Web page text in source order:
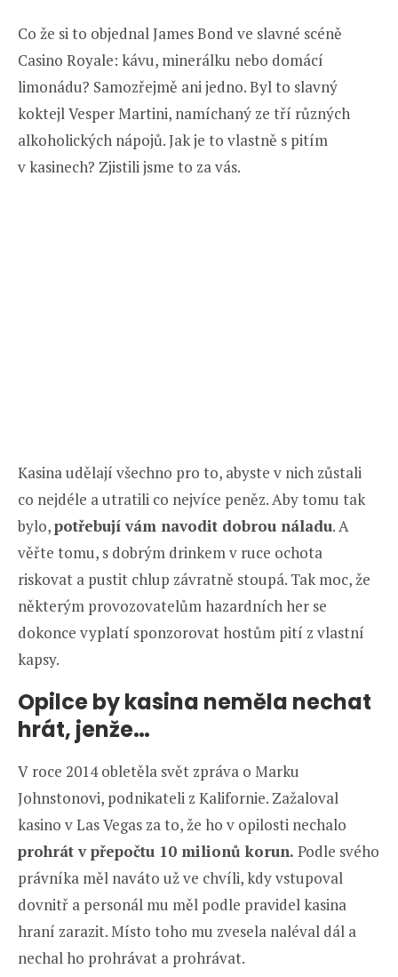
Co že si to objednal James Bond ve slavné scéně
Casino Royale: kávu, minerálku nebo domácí
limonádu? Samozřejmě ani jedno. Byl to slavný
koktejl Vesper Martini, namíchaný ze tří různých
alkoholických nápojů. Jak je to vlastně s pitím
v kasinech? Zjistili jsme to za vás.
Kasina udělají všechno pro to, abyste v nich zůstali
co nejdéle a utratili co nejvíce peněz. Aby tomu tak
bylo,potřebují vám navodit dobrou náladu. A
věřte tomu, s dobrým drinkem v ruce ochota
riskovat a pustit chlup závratně stoupá. Tak moc, že
některým provozovatelům hazardních her se
dokonce vyplatí sponzorovat hostům pití z vlastní
kapsy.
Opilce by kasina neměla nechat
hrát, jenže…
V roce 2014 obletěla svět zpráva o Marku
Johnstonovi, podnikateli z Kalifornie. Zažaloval
kasino v Las Vegas za to, že ho v opilosti nechalo
prohrát v přepočtu 10 milionů korun. Podle svého
právníka měl naváto už ve chvíli, kdy vstupoval
dovnitř a personál mu měl podle pravidel kasina
hraní zarazit. Místo toho mu zvesela naléval dál a
nechal ho prohrávat a prohrávat.